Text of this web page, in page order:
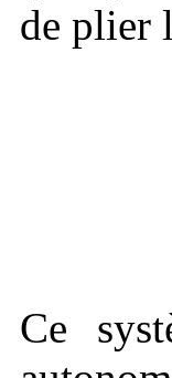
de plier
Ce